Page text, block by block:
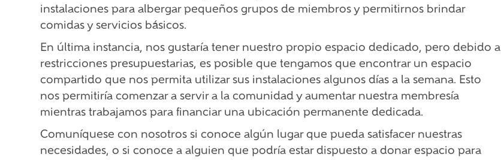
instalaciones para albergar pequeños grupos de miembros y permitirnos brindar
comidas y servicios básicos.
En última instancia, nos gustaría tener nuestro propio espacio dedicado, pero debido a
restricciones presupuestarias, es posible que tengamos que encontrar un espacio
compartido que nos permita utilizar sus instalaciones algunos días a la semana. Esto
nos permitiría comenzar a servir a la comunidad y aumentar nuestra membresía
mientras trabajamos para financiar una ubicación permanente dedicada.
Comuníquese con nosotros si conoce algún lugar que pueda satisfacer nuestras
necesidades, o si conoce a alguien que podría estar dispuesto a donar espacio para